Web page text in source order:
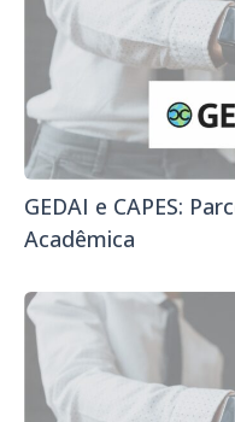
GEDAI e CAPES:
Acadêmica